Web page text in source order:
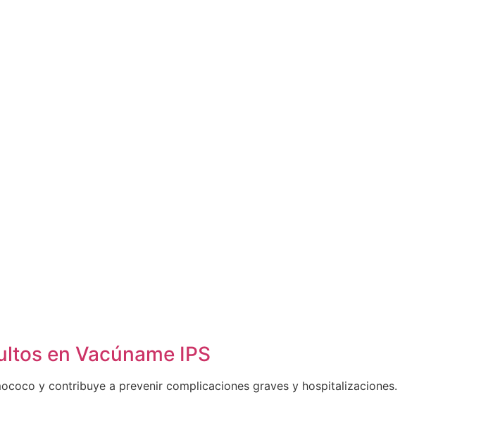
en Vacúname IPS
y contribuye a prevenir complicaciones graves y hospitalizaciones.